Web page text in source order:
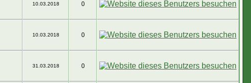
10.03.2018 0
10.03.2018 0
31.03.2018 0